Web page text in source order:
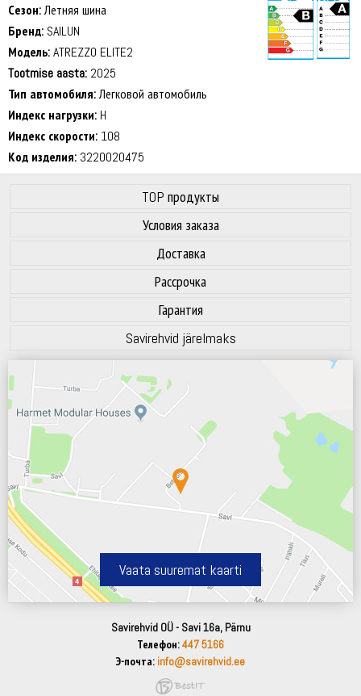
Сезон:Летняя шина
Бренд: SAILUN
Модель:ATREZZO ELITE2
Tootmise aasta: 2025
Тип автомобиля:Легковой автомобиль
Индекс нагрузки: H
Индекс скорости: 108
Код изделия: 3220020475
TOP продукты
Условия заказа
Доставка
Рассрочка
Гарантия
Savirehvid järelmaks
Vaata suuremat kaarti
Savirehvid OÜ - Savi 16a, Pärnu
Телефон:447 5166
Э-почта: info@savirehvid.ee